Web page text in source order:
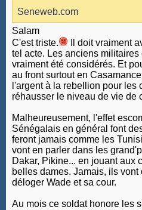
Seneweb.com
Salam
C'est triste.
Il doit vraiment
tel acte. Les anciens
vraiment été considérés. Et
au front surtout en
l'argent à la rebellion pour les
réhausser le niveau de vie de
Malheureusement, l'effet
Sénégalais en général font
feront jamais comme les
vont en parler dans les
Dakar, Pikine... en jouant aux
belles dames. Jamais, ils
déloger Wade et sa cour.
Au mois ce soldat honore les